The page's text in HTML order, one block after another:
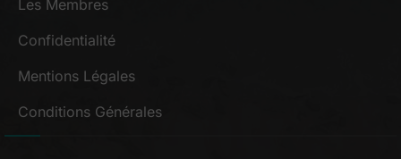
Les Membres
Confidentialité
Mentions Légales
Conditions Générales